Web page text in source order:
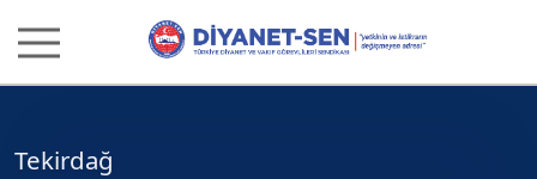
Tekirdağ